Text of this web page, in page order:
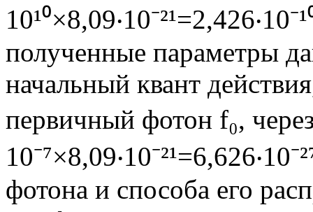
полученные параметры
начальный квант
первичный фотон f₀,
фотона и способа его